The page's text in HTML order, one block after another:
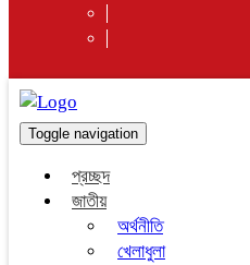
Toggle navigation
প্রচ্ছদ
জাতীয়
অর্থনীতি
খেলাধুলা